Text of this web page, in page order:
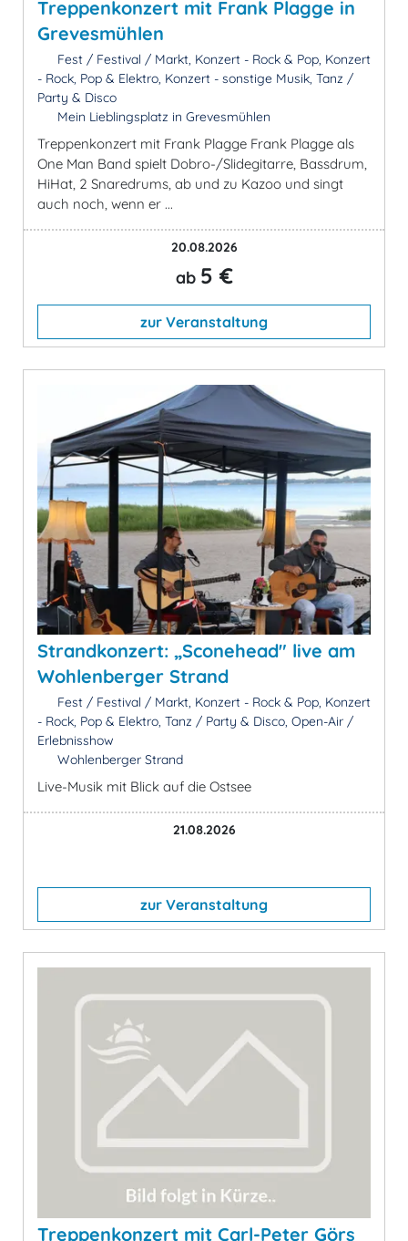
Treppenkonzert mit Frank Plagge in
Grevesmühlen
Fest / Festival / Markt, Konzert - Rock & Pop, Konzert
- Rock, Pop & Elektro, Konzert - sonstige Musik, Tanz /
Party & Disco
Mein Lieblingsplatz in Grevesmühlen
Treppenkonzert mit Frank Plagge Frank Plagge als
One Man Band spielt Dobro-/Slidegitarre, Bassdrum,
HiHat, 2 Snaredrums, ab und zu Kazoo und singt
auch noch, wenn er ...
20.08.2026
ab 5 €
zur Veranstaltung
Strandkonzert: „Sconehead" live am
Wohlenberger Strand
Fest / Festival / Markt, Konzert - Rock & Pop, Konzert
- Rock, Pop & Elektro, Tanz / Party & Disco, Open-Air /
Erlebnisshow
Wohlenberger Strand
Live-Musik mit Blick auf die Ostsee
21.08.2026
zur Veranstaltung
Treppenkonzert mit Carl-Peter Görs